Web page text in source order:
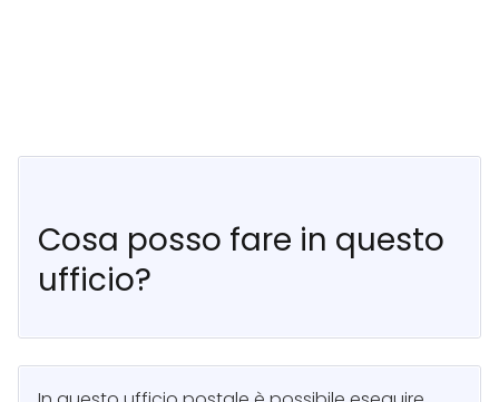
Cosa posso fare in questo
ufficio?